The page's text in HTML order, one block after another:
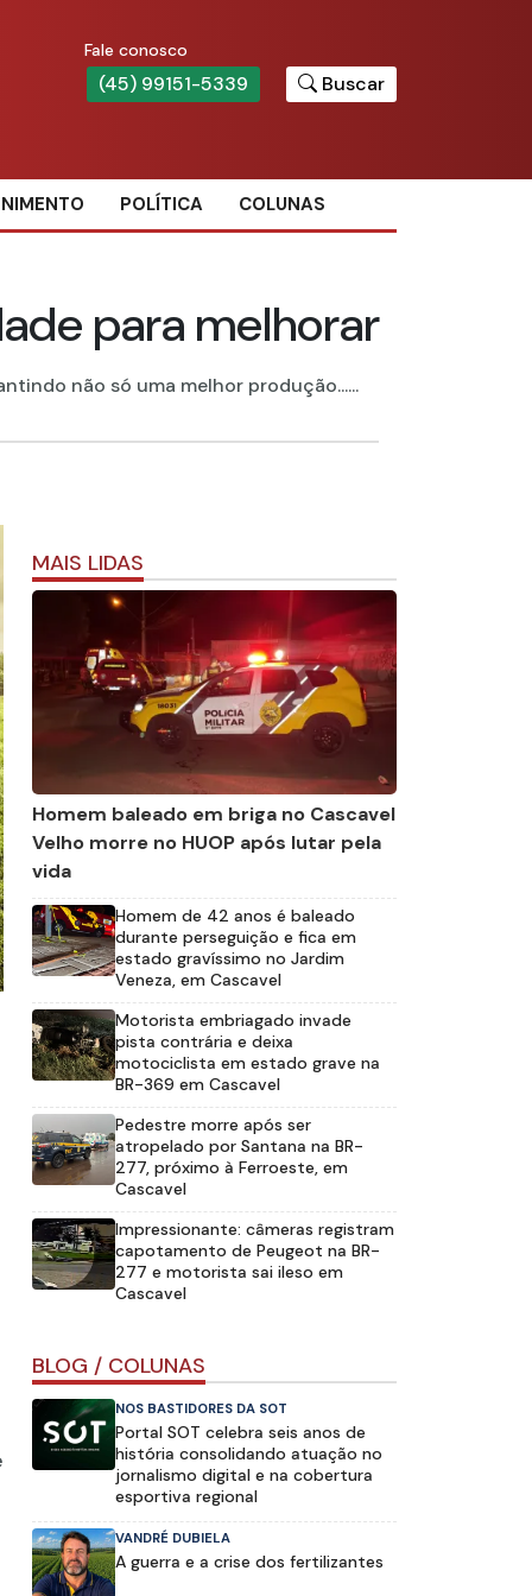
Fale conosco
(45) 99151-5339 Buscar
POLÍTICA COLUNAS
para melhorar
não só uma melhor produção......
MAIS LIDAS
Homem baleado em briga no Cascavel
Velho morre no HUOP após lutar pela
vida
Homem de 42 anos é baleado
durante perseguição e fica em
estado gravíssimo no Jardim
Veneza, em Cascavel
Motorista embriagado invade
pista contrária e deixa
motociclista em estado grave na
BR-369 em Cascavel
Pedestre morre após ser
atropelado por Santana na BR-
277, próximo à Ferroeste, em
Cascavel
Impressionante: câmeras registram
capotamento de Peugeot na BR-
277 e motorista sai ileso em
Cascavel
BLOG / COLUNAS
NOS BASTIDORES DA SOT
Portal SOT celebra seis anos de
história consolidando atuação no
jornalismo digital e na cobertura
esportiva regional
VANDRÉ DUBIELA
A guerra e a crise dos fertilizantes